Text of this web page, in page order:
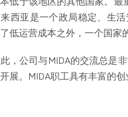
西亚是一个政局稳定、生
低运营成本之外，一个国家
，公司与MIDA的交流总是
展。MIDA职工具有丰富的创